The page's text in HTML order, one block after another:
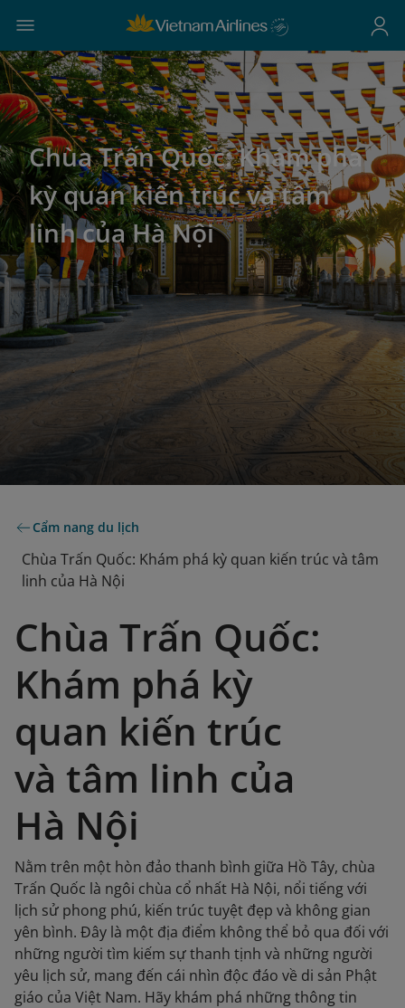
Chùa Trấn Quốc: Khám phá
kỳ quan kiến trúc và tâm
linh của Hà Nội
Cẩm nang du lịch
Chùa Trấn Quốc: Khám phá kỳ quan kiến trúc và tâm
linh của Hà Nội
Chùa Trấn Quốc:
Khám phá kỳ
quan kiến trúc
và tâm linh của
Hà Nội
Nằm trên một hòn đảo thanh bình giữa Hồ Tây, chùa
Trấn Quốc là ngôi chùa cổ nhất Hà Nội, nổi tiếng với
lịch sử phong phú, kiến trúc tuyệt đẹp và không gian
yên bình. Đây là một địa điểm không thể bỏ qua đối với
những người tìm kiếm sự thanh tịnh và những người
yêu lịch sử, mang đến cái nhìn độc đáo về di sản Phật
giáo của Việt Nam. Hãy khám phá những thông tin